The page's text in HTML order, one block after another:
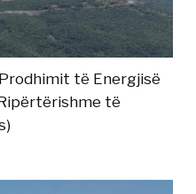
të Energjisë
të